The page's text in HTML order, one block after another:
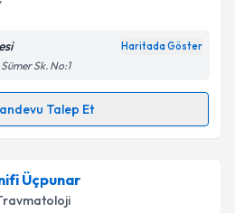
işlenmesine ilişkin
Aydınlatma
ve kişisel verilerimin belirtilen
kabul ediyorum.
Haritada Göster
Sk. No:1
Talep Et
Talebi
için randevu takvimi talebi
randevu almanız için bir
Üçpunar